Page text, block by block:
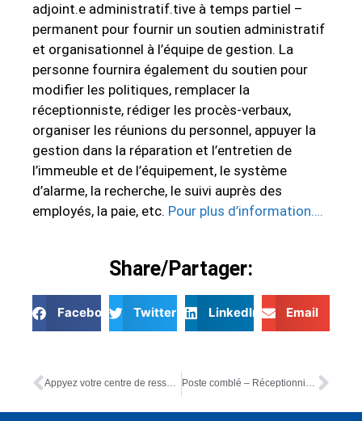
adjoint.e administratif.tive à temps partiel –
permanent pour fournir un soutien administratif
et organisationnel à l’équipe de gestion. La
personne fournira également du soutien pour
modifier les politiques, remplacer la
réceptionniste, rédiger les procès-verbaux,
organiser les réunions du personnel, appuyer la
gestion dans la réparation et l’entretien de
l’immeuble et de l’équipement, le système
d’alarme, la recherche, le suivi auprès des
employés, la paie, etc. Pour plus d’information….
Share/Partager:
Facebook Twitter LinkedIn Email
Appyez votre centre de ressources communautaires! Poste comblé – Réceptionniste/commis – Annonce à l’interne et l’externe